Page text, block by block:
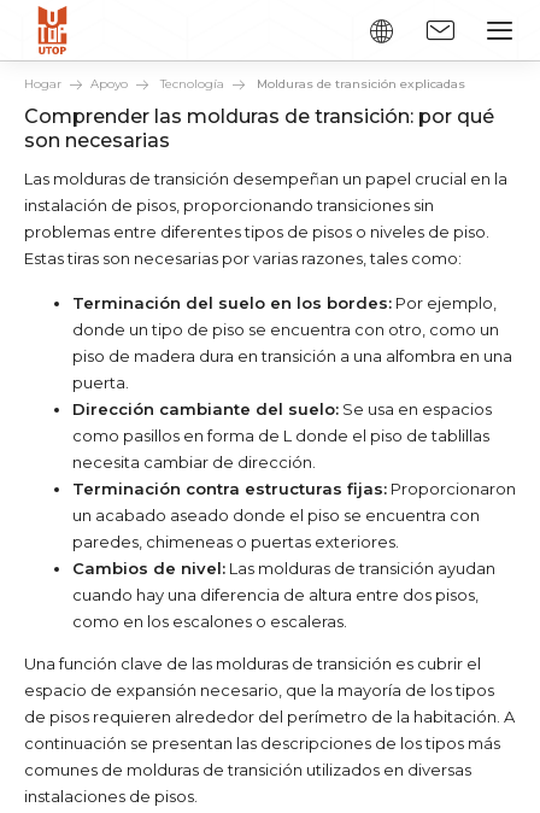
Hogar Apoyo Tecnología Molduras de transición explicadas
Comprender las molduras de transición: por qué
son necesarias
Las molduras de transición desempeñan un papel crucial en la
instalación de pisos, proporcionando transiciones sin
problemas entre diferentes tipos de pisos o niveles de piso.
Estas tiras son necesarias por varias razones, tales como:
Terminación del suelo en los bordes: Por ejemplo,
donde un tipo de piso se encuentra con otro, como un
piso de madera dura en transición a una alfombra en una
puerta.
Dirección cambiante del suelo: Se usa en espacios
como pasillos en forma de L donde el piso de tablillas
necesita cambiar de dirección.
Terminación contra estructuras fijas: Proporcionaron
un acabado aseado donde el piso se encuentra con
paredes, chimeneas o puertas exteriores.
Cambios de nivel: Las molduras de transición ayudan
cuando hay una diferencia de altura entre dos pisos,
como en los escalones o escaleras.
Una función clave de las molduras de transición es cubrir el
espacio de expansión necesario, que la mayoría de los tipos
de pisos requieren alrededor del perímetro de la habitación. A
continuación se presentan las descripciones de los tipos más
comunes de molduras de transición utilizados en diversas
instalaciones de pisos.